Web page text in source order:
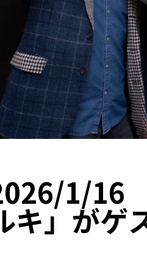
1/16
キ」がゲ